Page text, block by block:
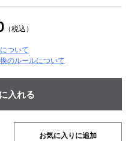
（税込）
ついて
のルールについて
お気に入りに追加